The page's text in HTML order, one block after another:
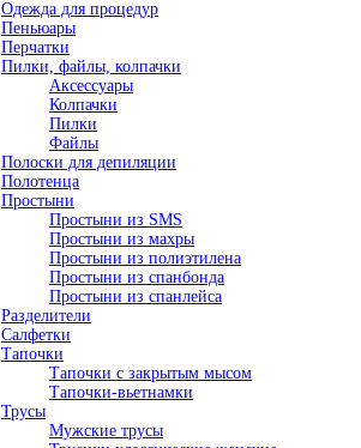
Одежда для процедур
Пеньюары
Перчатки
Пилки, файлы, колпачки
Аксессуары
Колпачки
Пилки
Файлы
Полоски для депиляции
Полотенца
Простыни
Простыни из SMS
Простыни из махры
Простыни из полиэтилена
Простыни из спанбонда
Простыни из спанлейса
Разделители
Салфетки
Тапочки
Тапочки с закрытым мысом
Тапочки-вьетнамки
Трусы
Мужские трусы